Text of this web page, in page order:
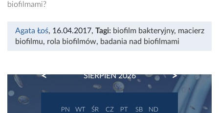
biofilmami?
Agata Łoś, 16.04.2017, Tagi: biofilm bakteryjny, macierz
biofilmu, rola biofilmów, badania nad biofilmami
SIERPIEŃ 2026
PREVIOUS NEXT
PN WT ŚR CZ PT SB ND